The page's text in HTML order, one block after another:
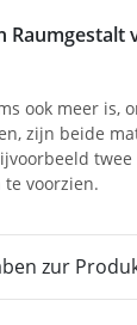
Raumgestalt
ook meer is,
zijn beide
te voorzien.
zur